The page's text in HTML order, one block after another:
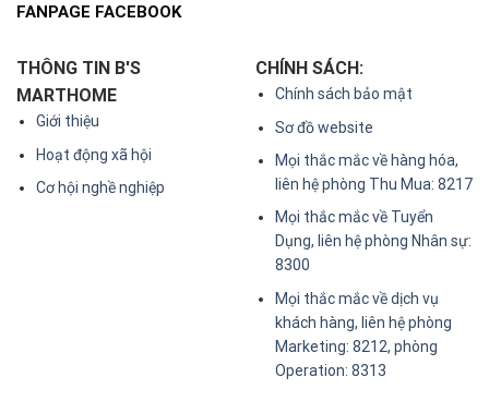
FANPAGE FACEBOOK
THÔNG TIN B'S
MARTHOME
Giới thiệu
Hoạt động xã hội
Cơ hội nghề nghiệp
CHÍNH SÁCH:
Chính sách bảo mật
Sơ đồ website
Mọi thắc mắc về hàng hóa,
liên hệ phòng Thu Mua: 8217
Mọi thắc mắc về Tuyển
Dụng, liên hệ phòng Nhân sự:
8300
Mọi thắc mắc về dịch vụ
khách hàng, liên hệ phòng
Marketing: 8212, phòng
Operation: 8313